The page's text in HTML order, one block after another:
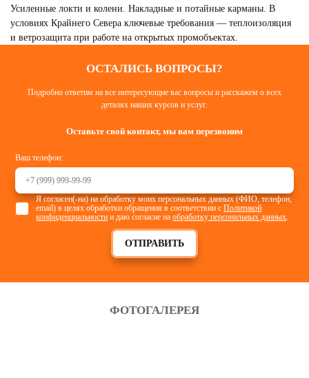
СПЕЦОДЕЖДА ЗИМНЯЯ
Усиленные локти и колени. Накладные и потайные карманы. В
условиях Крайнего Севера ключевые требования — теплоизоляция
и ветрозащита при работе на открытых промобъектах.
ОСТАЛИСЬ ВОПРОСЫ?
Подробно ответим на все интересующие вас вопросы и расскажем о всех
деталях наших курсов и услуг.
Оставьте свой контакт, мы вам перезвоним
Ваш телефон:
ОТПРАВИТЬ
Я согласен(-на) на обработку моих персональных данных (ФИО, телефон,
email) в целях обработки обращения в соответствии сПолитикой
конфиденциальности и даю согласие наобработку персональных данных.
ФОТОГАЛЕРЕЯ